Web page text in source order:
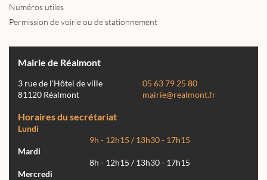
Numéros utiles
Permission de voirie ou de stationnement
Mairie de Réalmont
3 rue de l'Hôtel de ville
81120 Réalmont
05 63 79 25 80
mairie@realmont.fr
Horaires du secrétariat
Lundi
9h - 12h15 / 13h30 - 17h15
Mardi
8h - 12h15 / 13h30 - 17h15
Mercredi